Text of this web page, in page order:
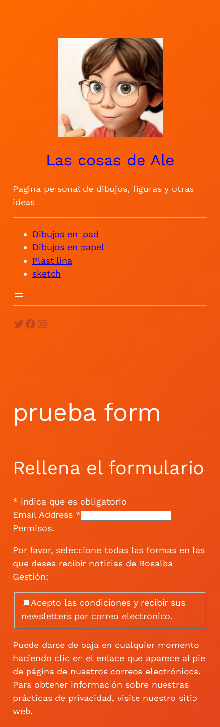
Las cosas de Ale
Pagina personal de dibujos, figuras y otras
ideas
Dibujos en Ipad
Dibujos en papel
Plastilina
sketch
Twitter Facebook Instagram
prueba form
Rellena el formulario
*indica que es obligatorio
Email Address *
Permisos.
Por favor, seleccione todas las formas en las
que desea recibir noticias de Rosalba
Gestión:
Acepto las condiciones y recibir sus
newsletters por correo electronico.
Puede darse de baja en cualquier momento
haciendo clic en el enlace que aparece al pie
de página de nuestros correos electrónicos.
Para obtener información sobre nuestras
prácticas de privacidad, visite nuestro sitio
web.